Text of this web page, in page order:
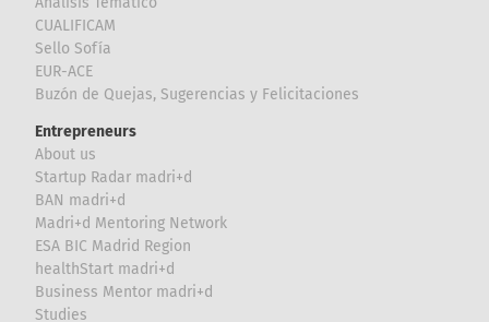
CUALIFICAM
Sello Sofía
EUR-ACE
Buzón de Quejas, Sugerencias y Felicitaciones
Entrepreneurs
About us
Startup Radar madri+d
BAN madri+d
Madri+d Mentoring Network
ESA BIC Madrid Region
healthStart madri+d
Business Mentor madri+d
Studies